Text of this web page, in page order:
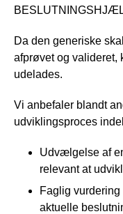
Da den generiske
afprøvet og valideret,
udelades.
Vi anbefaler blandt
udviklingsproces
Udvælgelse af
relevant at
Faglig
aktuelle